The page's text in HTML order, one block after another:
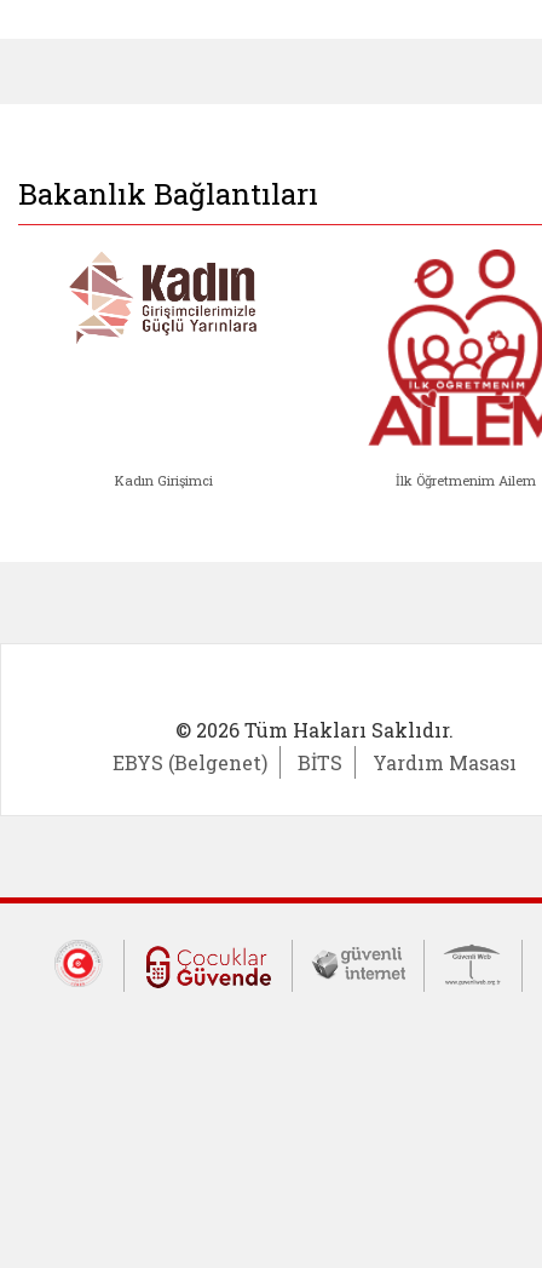
Bakanlık Bağlantıları
Kadın Girişimci İlk Öğretmenim Ailem
© 2026 Tüm Hakları Saklıdır.
EBYS (Belgenet)
BİTS Yardım Masası
Dış Bağlantılar
Cumhurbaşkanlığı İletişim Merkezi
Çocuklar Güvende (yeni
Güvenli